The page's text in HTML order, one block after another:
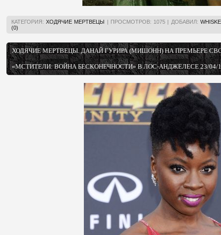
КАТЕГОРИЯ: ХОДЯЧИЕ МЕРТВЕЦЫ | ПРОСМОТРОВ: 1075 | ДОБАВИЛ:
(0)
ХОДЯЧИЕ МЕРТВЕЦЫ. ДАНАЙ ГУРИРА (МИШОНН) НА ПРЕМЬЕРЕ
«МСТИТЕЛИ: ВОЙНА БЕСКОНЕЧНОСТИ» В ЛОС-АНДЖЕЛЕСЕ 23/04/